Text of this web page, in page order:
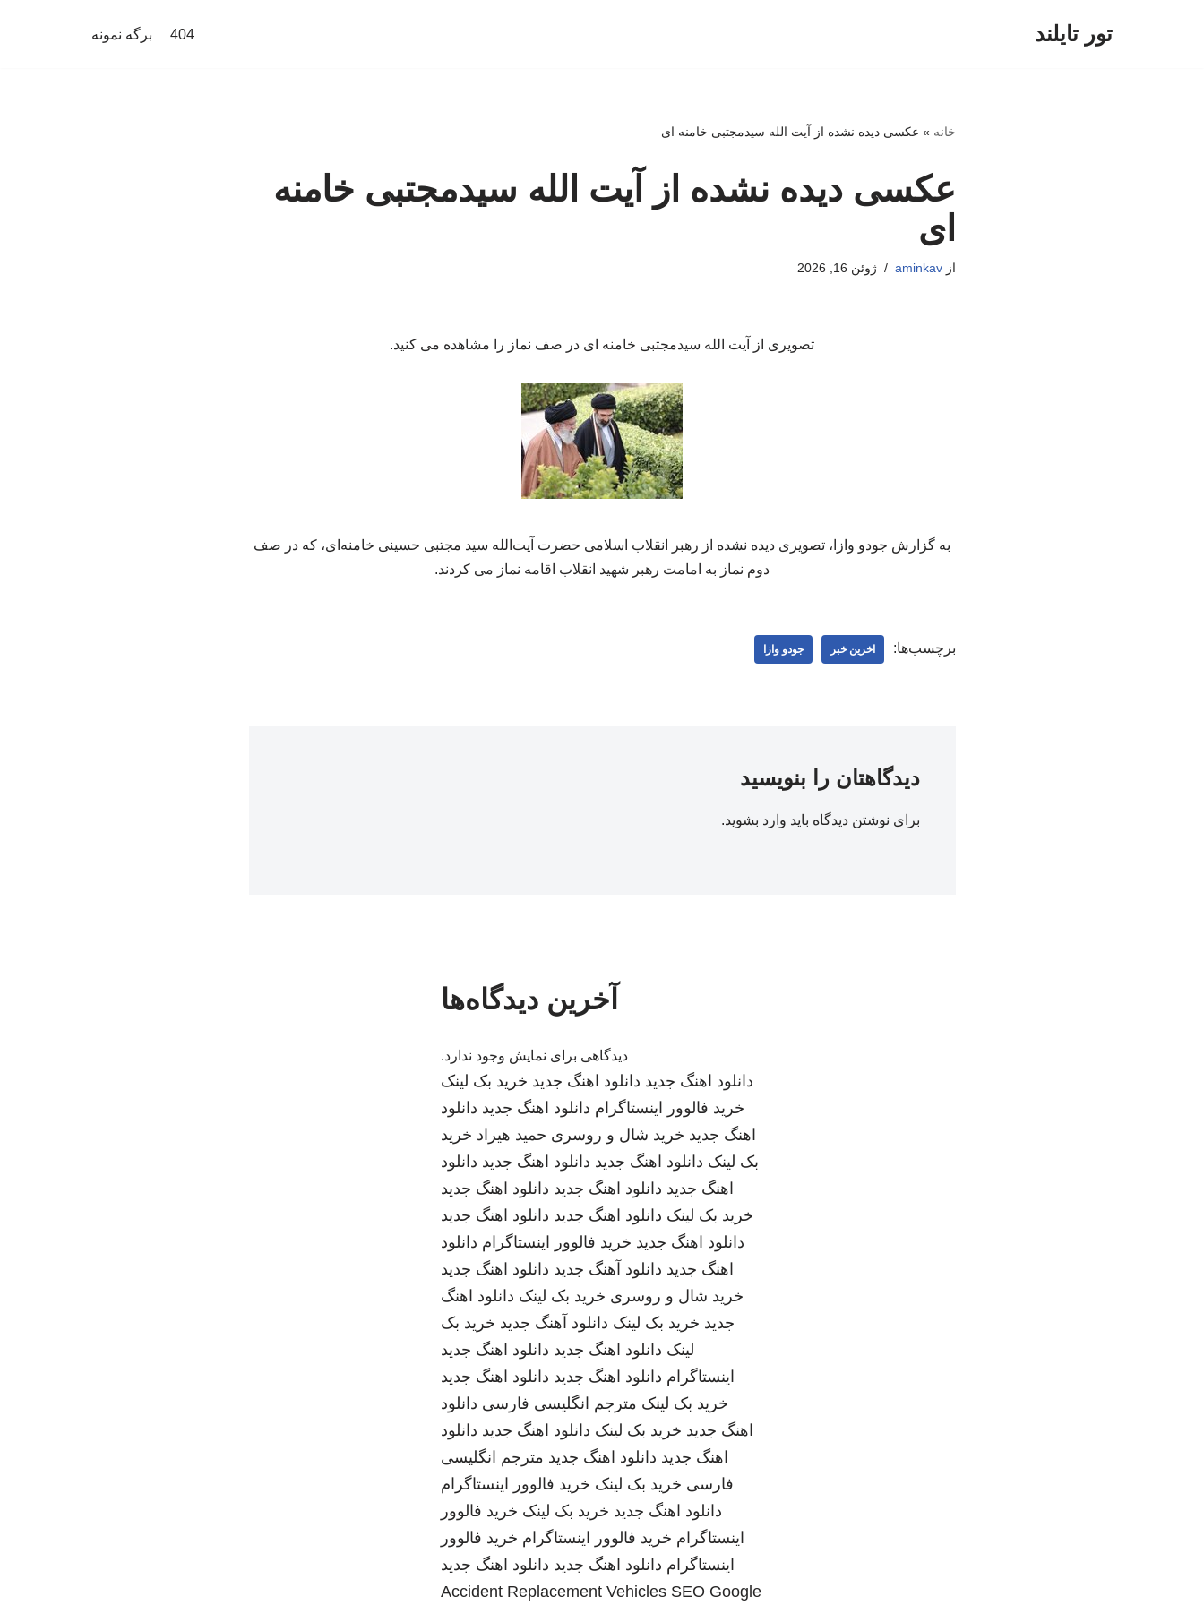
تور تایلند 404 برگه نمونه
خانه » عکسی دیده نشده از آیت الله سیدمجتبی خامنه ای
عکسی دیده نشده از آیت الله سیدمجتبی خامنه
ای
ازaminkav ژوئن 16, 2026
تصویری از آیت الله سیدمجتبی خامنه ای در صف نماز را مشاهده می کنید.
به گزارش جودو وازا، تصویری دیده نشده از رهبر انقلاب اسلامی حضرت آیت‌الله سید مجتبی حسینی خامنه‌ای، که در صف
دوم نماز به امامت رهبر شهید انقلاب اقامه نماز می کردند.
برچسب‌ها: اخرین خبر جودو وازا
دیدگاهتان را بنویسید
برای نوشتن دیدگاه باید وارد بشوید.
آخرین دیدگاه‌ها
دیدگاهی برای نمایش وجود ندارد.
دانلود اهنگ جدید دانلود اهنگ جدید خرید بک لینک
خرید فالوور اینستاگرام دانلود اهنگ جدید دانلود
اهنگ جدید خرید شال و روسری حمید هیراد خرید
بک لینک دانلود اهنگ جدید دانلود اهنگ جدید دانلود
اهنگ جدید دانلود اهنگ جدید دانلود اهنگ جدید
خرید بک لینک دانلود اهنگ جدید دانلود اهنگ جدید
دانلود اهنگ جدید خرید فالوور اینستاگرام دانلود
اهنگ جدید دانلود آهنگ جدید دانلود اهنگ جدید
خرید شال و روسری خرید بک لینک دانلود اهنگ
جدید خرید بک لینک دانلود آهنگ جدید خرید بک
لینک دانلود اهنگ جدید دانلود اهنگ جدید
اینستاگرام دانلود اهنگ جدید دانلود اهنگ جدید
خرید بک لینک مترجم انگلیسی فارسی دانلود
اهنگ جدید خرید بک لینک دانلود اهنگ جدید دانلود
اهنگ جدید دانلود اهنگ جدید مترجم انگلیسی
فارسی خرید بک لینک خرید فالوور اینستاگرام
دانلود اهنگ جدید خرید بک لینک خرید فالوور
اینستاگرام خرید فالوور اینستاگرام خرید فالوور
اینستاگرام دانلود اهنگ جدید دانلود اهنگ جدید
Accident Replacement Vehicles SEO Google